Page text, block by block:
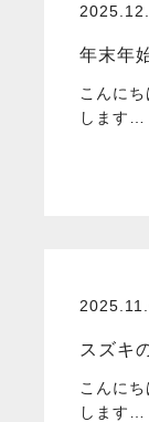
年末年
こんに
します…
スズキ
こんに
します…